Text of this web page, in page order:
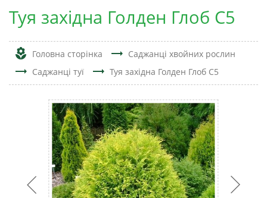
Туя західна Голден Глоб С5
local_florist Головна сторінка trending_flat Саджанці хвойних рослин
trending_flat Саджанці туї trending_flat Туя західна Голден Глоб С5